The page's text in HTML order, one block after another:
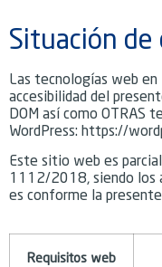
Situación
Las tecnologías web en
accesibilidad del
DOM así como OTRAS
WordPress: https://
Este sitio web es
1112/2018, siendo los
es conforme la
Requisitos web